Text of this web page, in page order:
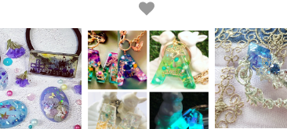
板 シャカシャカ レジン クラフ
ト シール帳 シリコンモールド